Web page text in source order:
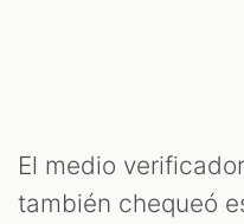
El medio
también chequeó